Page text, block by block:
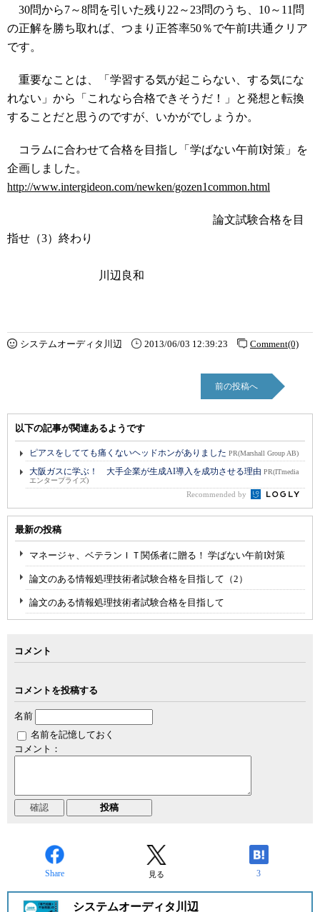
30問から7～8問を引いた残り22～23問のうち、10～11問
の正解を勝ち取れば、つまり正答率50％で午前I共通クリア
です。
重要なことは、「学習する気が起こらない、する気にな
れない」から「これなら合格できそうだ！」と発想と転換
することだと思うのですが、いかがでしょうか。
コラムに合わせて合格を目指し「学ばない午前I対策」を
企画しました。
http://www.intergideon.com/newken/gozen1common.html
論文試験合格を目
指せ（3）終わり
川辺良和
システムオーディタ川辺 2013/06/03 12:39:23 Comment(0)
前の投稿へ
以下の記事が関連あるようです
ピアスをしてても痛くないヘッドホンがありました PR(Marshall Group AB)
大阪ガスに学ぶ！ 大手企業が生成AI導入を成功させる理由 PR(ITmedia
エンタープライズ)
Recommended by
最新の投稿
マネージャ、ベテランＩＴ関係者に贈る！ 学ばない午前I対策
論文のある情報処理技術者試験合格を目指して（2）
論文のある情報処理技術者試験合格を目指して
コメント
コメントを投稿する
名前
名前を記憶しておく
コメント：
Share 見る 3
システムオーディタ川辺